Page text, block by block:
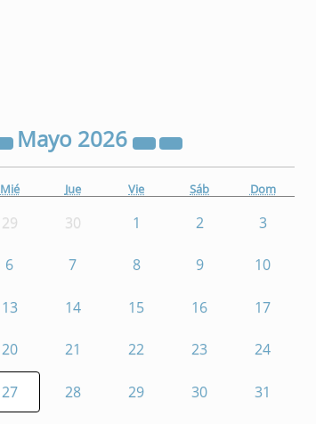
Mayo 2026
Mié Jue Vie Sáb Dom
29 30 1 2 3
6 7 8 9 10
13 14 15 16 17
20 21 22 23 24
27 28 29 30 31